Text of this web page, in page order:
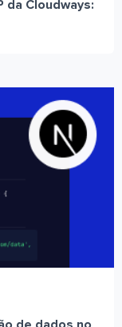
da Cloudways: